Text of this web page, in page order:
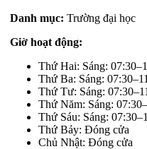
Danh mục: Trường đại học
Giờ hoạt động:
Thứ Hai: Sáng:
Thứ Ba: Sáng:
Thứ Tư: Sáng:
Thứ Năm: Sáng:
Thứ Sáu: Sáng:
Thứ Bảy: Đóng cửa
Chủ Nhật: Đóng cửa